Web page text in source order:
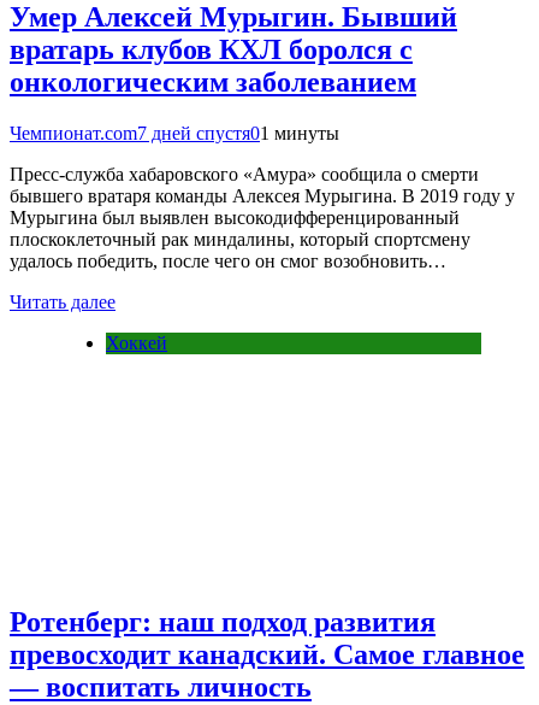
Умер Алексей Мурыгин. Бывший
вратарь клубов КХЛ боролся с
онкологическим заболеванием
Чемпионат.com7 дней спустя01 минуты
Пресс-служба хабаровского «Амура» сообщила о смерти
бывшего вратаря команды Алексея Мурыгина. В 2019 году у
Мурыгина был выявлен высокодифференцированный
плоскоклеточный рак миндалины, который спортсмену
удалось победить, после чего он смог возобновить…
Читать далее
Хоккей
Ротенберг: наш подход развития
превосходит канадский. Самое главное
— воспитать личность